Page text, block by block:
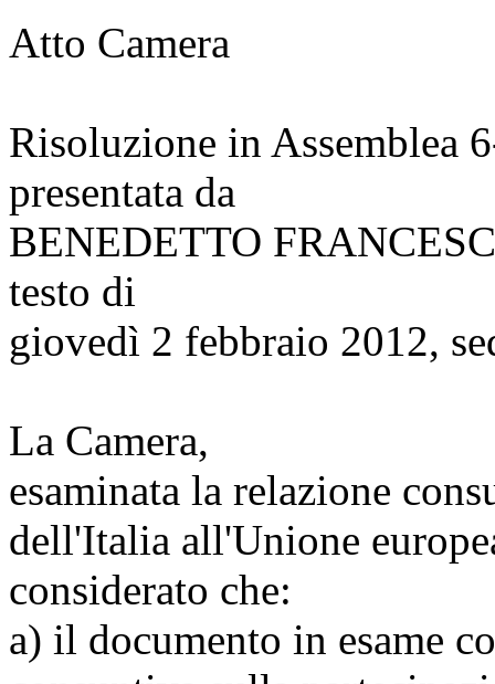
Atto Camera
Risoluzione in Assemblea
presentata da
BENEDETTO
testo di
giovedì 2 febbraio 2012,
La Camera,
esaminata la relazione
dell'Italia all'Unione
considerato che:
a) il documento in esame